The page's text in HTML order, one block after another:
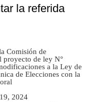
la referida
Comisión de
proyecto de ley N°
a la Ley de
de Elecciones con la
2024